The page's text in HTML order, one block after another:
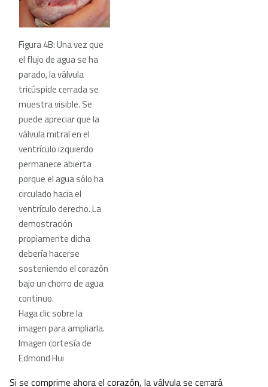
Figura 4B: Una vez que
el flujo de agua se ha
parado, la válvula
tricúspide cerrada se
muestra visible. Se
puede apreciar que la
válvula mitral en el
ventrículo izquierdo
permanece abierta
porque el agua sólo ha
circulado hacia el
ventrículo derecho. La
demostración
propiamente dicha
debería hacerse
sosteniendo el corazón
bajo un chorro de agua
continuo.
Haga clic sobre la
imagen para ampliarla.
Imagen cortesía de
Edmond Hui
Si se comprime ahora el corazón, la válvula se cerrará